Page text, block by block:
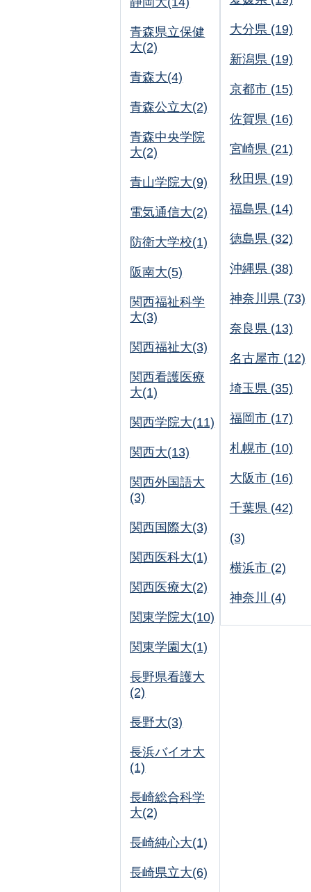
青森県立保健
大(2)
青森大(4)
青森公立大(2)
青森中央学院
大(2)
青山学院大(9)
電気通信大(2)
防衛大学校(1)
阪南大(5)
関西福祉科学
大(3)
関西福祉大(3)
関西看護医療
大(1)
関西学院大(11)
関西大(13)
関西外国語大
(3)
関西国際大(3)
関西医科大(1)
関西医療大(2)
関東学院大(10)
関東学園大(1)
長野県看護大
(2)
長野大(3)
長浜バイオ大
(1)
長崎総合科学
大(2)
長崎純心大(1)
長崎県立大(6)
大分県 (19)
新潟県 (19)
京都市 (15)
佐賀県 (16)
宮崎県 (21)
秋田県 (19)
福島県 (14)
徳島県 (32)
沖縄県 (38)
神奈川県 (73)
奈良県 (13)
名古屋市 (12)
埼玉県 (35)
福岡市 (17)
札幌市 (10)
大阪市 (16)
千葉県 (42)
(3)
横浜市 (2)
神奈川 (4)